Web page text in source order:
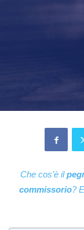
Che cos’è il
commissorio?